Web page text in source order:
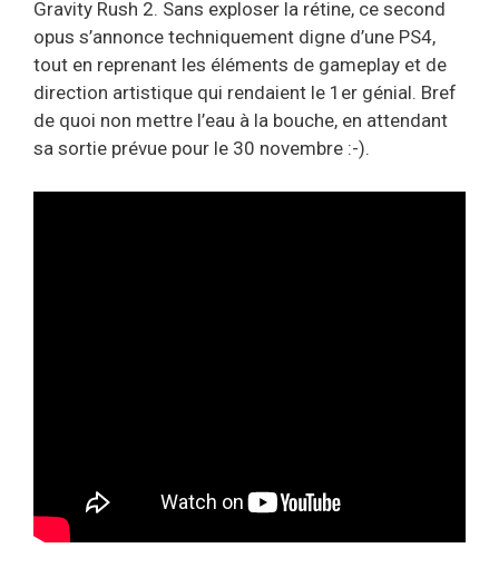
Gravity Rush 2. Sans exploser la rétine, ce second
opus s’annonce techniquement digne d’une PS4,
tout en reprenant les éléments de gameplay et de
direction artistique qui rendaient le 1er génial. Bref
de quoi non mettre l’eau à la bouche, en attendant
sa sortie prévue pour le 30 novembre :-).